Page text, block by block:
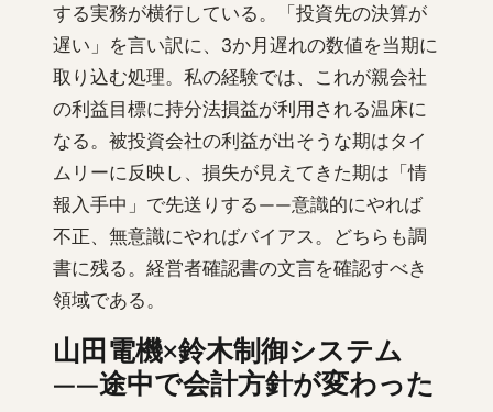
する実務が横行している。「投資先の決算が
遅い」を言い訳に、3か月遅れの数値を当期に
取り込む処理。私の経験では、これが親会社
の利益目標に持分法損益が利用される温床に
なる。被投資会社の利益が出そうな期はタイ
ムリーに反映し、損失が見えてきた期は「情
報入手中」で先送りする——意識的にやれば
不正、無意識にやればバイアス。どちらも調
書に残る。経営者確認書の文言を確認すべき
領域である。
山田電機×鈴木制御システム
——途中で会計方針が変わった